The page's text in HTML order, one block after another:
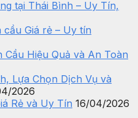
tại Thái Bình – Uy Tín,
Giá rẻ – Uy tín
Hiệu Quả và An Toàn
Lựa Chọn Dịch Vụ và
2026
Rẻ và Uy Tín 16/04/2026